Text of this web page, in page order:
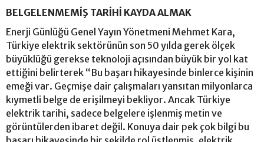
BELGELENMEMİŞ TARİHİ KAYDA ALMAK
Enerji Günlüğü Genel Yayın Yönetmeni Mehmet Kara,
Türkiye elektrik sektörünün son 50 yılda gerek ölçek
büyüklüğü gerekse teknoloji açısından büyük bir yol kat
ettiğini belirterek “Bu başarı hikayesinde binlerce kişinin
emeği var. Geçmişe dair çalışmaları yansıtan milyonlarca
kıymetli belge de erişilmeyi bekliyor. Ancak Türkiye
elektrik tarihi, sadece belgelere işlenmiş metin ve
görüntülerden ibaret değil. Konuya dair pek çok bilgi bu